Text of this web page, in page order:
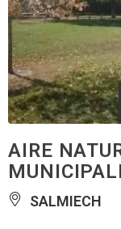
AIRE
SALMIECH